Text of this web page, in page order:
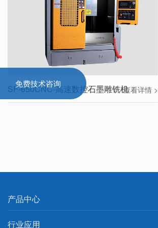
SF-650CNC-高速数控石墨雕铣机查看详情 >
免费技术咨询
产品中心
行业应用